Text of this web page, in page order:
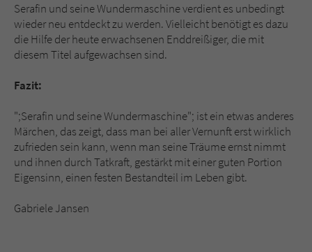
Serafin und seine Wundermaschine verdient es unbedingt
wieder neu entdeckt zu werden. Vielleicht benötigt es dazu
die Hilfe der heute erwachsenen Enddreißiger, die mit
diesem Titel aufgewachsen sind.
Fazit:
";Serafin und seine Wundermaschine"; ist ein etwas anderes
Märchen, das zeigt, dass man bei aller Vernunft erst wirklich
zufrieden sein kann, wenn man seine Träume ernst nimmt
und ihnen durch Tatkraft, gestärkt mit einer guten Portion
Eigensinn, einen festen Bestandteil im Leben gibt.
Gabriele Jansen